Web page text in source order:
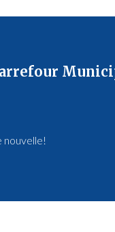
nouvelle!